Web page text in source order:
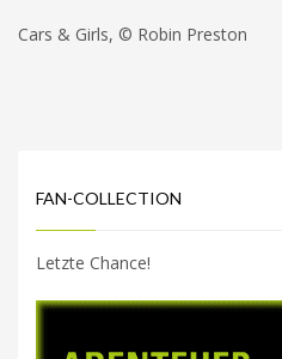
Cars & Girls, © Robin Preston
FAN-COLLECTION
Letzte Chance!